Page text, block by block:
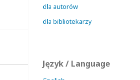
dla autorów
dla bibliotekarzy
Język / Language